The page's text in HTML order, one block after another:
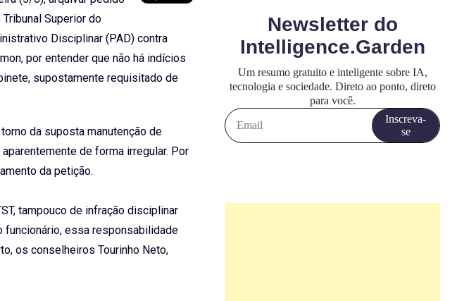
Superior do
Disciplinar (PAD) contra
por entender que não há indícios
supostamente requisitado de
da suposta manutenção de
de forma irregular. Por
da petição.
tampouco de infração disciplinar
funcionário, essa responsabilidade
os conselheiros Tourinho Neto,